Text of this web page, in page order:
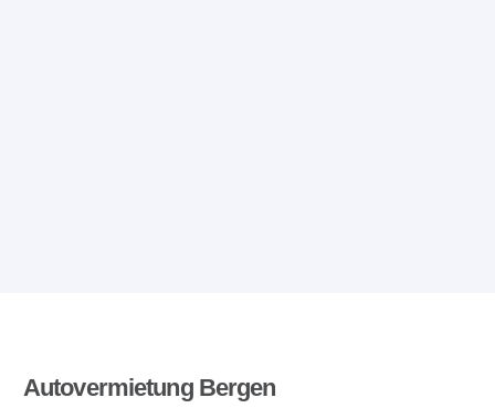
Autovermietung Bergen